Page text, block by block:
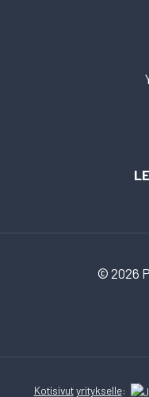
© 2026
Kotisivut yritykselle: